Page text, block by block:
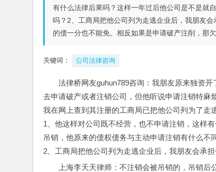
有什么法律后果吗？这样一年过后他公司是不是就
吗？2、工商局把他公司列为走逃企业后，我朋友
的债一分也不能免。相反如果是申请破产注削，那
关键词： 公司法律咨询
法律桥网友guhun789咨询：我朋友原来独资
去申请破产或者注销公司，但他听说申请注销特
我在网上查到其注册的工商局已把他公司列为了走
1、他这样对公司既不经营，也不申请注销，这样
吊销，他原来的债权债务与主动申请注销有什么不
2、工商局把他公司列为走逃企业后，我朋友会承
上海李天天律师：不注销会被吊销的，吊销